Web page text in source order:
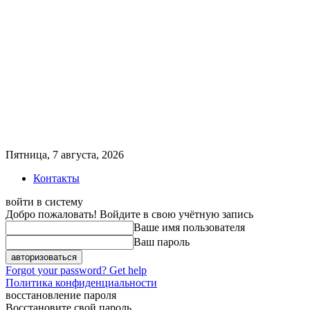
Пятница, 7 августа, 2026
Контакты
войти в систему
Добро пожаловать! Войдите в свою учётную запись
Ваше имя пользователя
Ваш пароль
Forgot your password? Get help
Политика конфиденциальности
восстановление пароля
Восстановите свой пароль